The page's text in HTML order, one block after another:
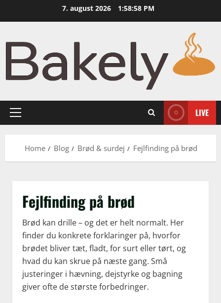
7. august 2026 1:59:00 PM
Primary
LIVE
Home Blog Brød & surdej Fejlfinding på brød
Fejlfinding på brød
Brød kan drille – og det er helt normalt. Her
finder du konkrete forklaringer på, hvorfor
brødet bliver tæt, fladt, for surt eller tørt, og
hvad du kan skrue på næste gang. Små
justeringer i hævning, dejstyrke og bagning
giver ofte de største forbedringer.